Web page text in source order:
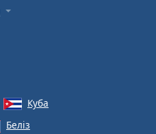
Куба
Беліз